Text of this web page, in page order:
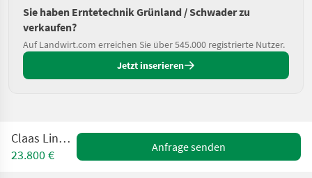
Sie haben Erntetechnik Grünland / Schwader zu
verkaufen?
Auf Landwirt.com erreichen Sie über 545.000 registrierte Nutzer.
Jetzt inserieren
Claas Liner 2900
23.800 €
Anfrage senden